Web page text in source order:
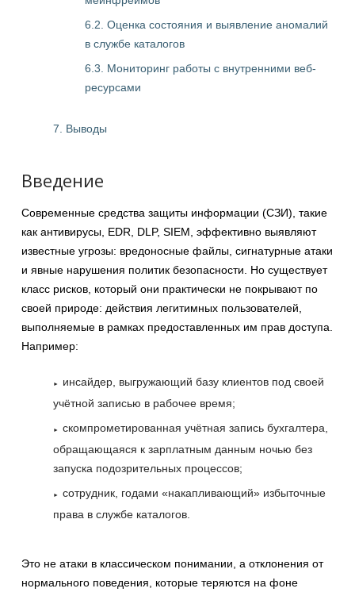
6.2. Оценка состояния и выявление аномалий
в службе каталогов
6.3. Мониторинг работы с внутренними веб-
ресурсами
7. Выводы
Введение
Современные средства защиты информации (СЗИ), такие
как антивирусы, EDR, DLP, SIEM, эффективно выявляют
известные угрозы: вредоносные файлы, сигнатурные атаки
и явные нарушения политик безопасности. Но существует
класс рисков, который они практически не покрывают по
своей природе: действия легитимных пользователей,
выполняемые в рамках предоставленных им прав доступа.
Например:
инсайдер, выгружающий базу клиентов под своей
учётной записью в рабочее время;
скомпрометированная учётная запись бухгалтера,
обращающаяся к зарплатным данным ночью без
запуска подозрительных процессов;
сотрудник, годами «накапливающий» избыточные
права в службе каталогов.
Это не атаки в классическом понимании, а отклонения от
нормального поведения, которые теряются на фоне